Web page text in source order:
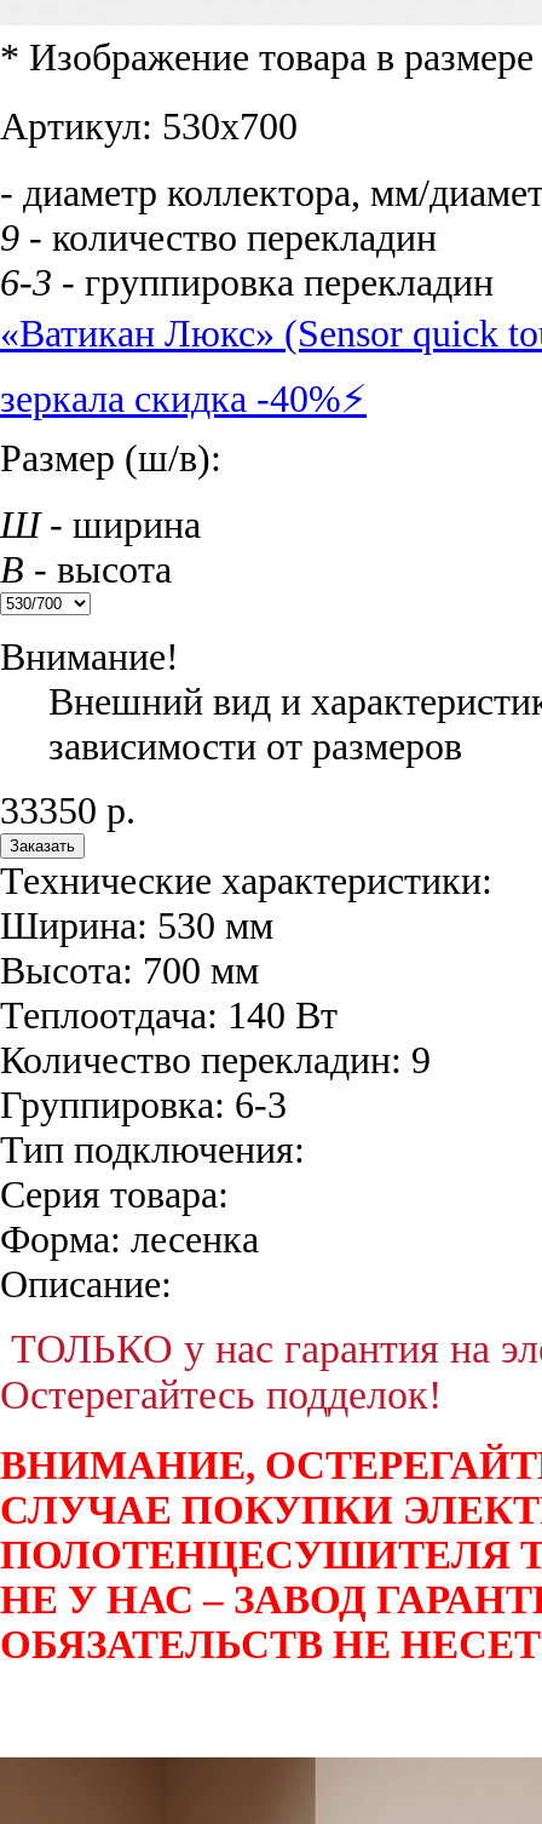
* Изображение товара в размере
Артикул: 530х700
- диаметр коллектора, мм/
9 - количество перекладин
6-3 - группировка перекладин
«Ватикан Люкс» (Sensor quick
зеркала скидка -40%⚡
Размер (ш/в):
Ш- ширина
В - высота
Внимание!
Внешний вид и
зависимости от размеров
33350 р.
Заказать
Технические характеристики:
Ширина: 530 мм
Высота: 700 мм
Теплоотдача: 140 Вт
Количество перекладин: 9
Группировка: 6-3
Тип подключения:
Серия товара:
Форма: лесенка
Описание:
ТОЛЬКО у нас гарантия на
Остерегайтесь подделок!
ВНИМАНИЕ,
СЛУЧАЕ ПОКУПКИ
ПОЛОТЕНЦЕСУШИТЕЛЯ
НЕ У НАС – ЗАВОД
ОБЯЗАТЕЛЬСТВ НЕ